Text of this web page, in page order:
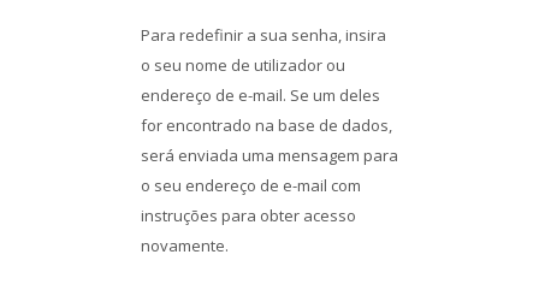
Educational games
Students Training
Para redefinir a sua senha, insira
o seu nome de utilizador ou
endereço de e-mail. Se um deles
for encontrado na base de dados,
será enviada uma mensagem para
o seu endereço de e-mail com
instruções para obter acesso
novamente.